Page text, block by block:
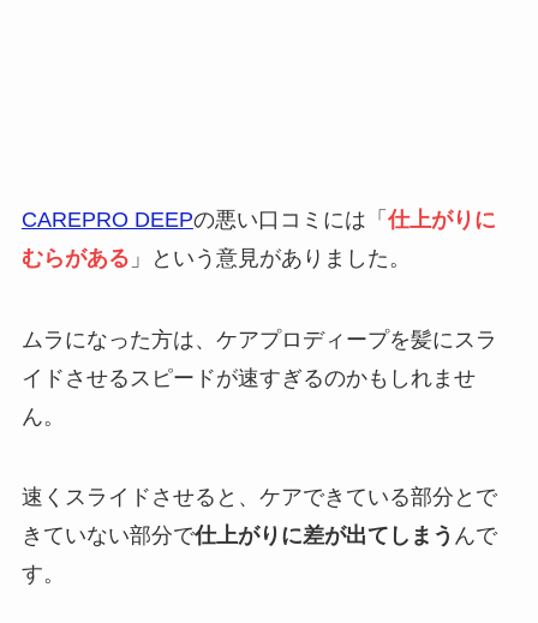
CAREPRO DEEPの悪い口コミには「 仕上がりに
むらがある 」という意見がありました。
ムラになった方は、ケアプロディープを髪にスラ
イドさせるスピードが速すぎるのかもしれませ
ん。
速くスライドさせると、ケアできている部分とで
きていない部分で仕上がりに差が出てしまう んで
す。